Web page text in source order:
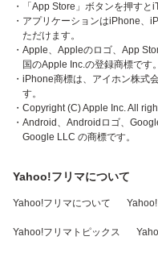
・「App Store」ボタンを押すと
・アプリケーションはiPhone、
ただけます。
・Apple、Appleのロゴ、App
国のApple Inc.の登録商標です。
・iPhone商標は、アイホン株式
す。
・Copyright (C) Apple Inc. All
・Android、Androidロゴ、
Google LLC の商標です。
Yahoo!フリマについて
Yahoo!フリマについて
Yahoo!フリマトピックス